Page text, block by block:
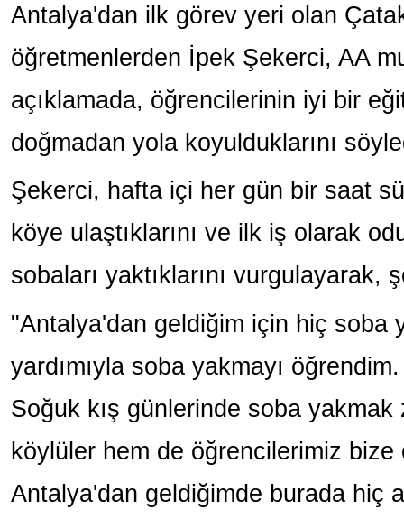
Antalya'dan ilk görev yeri olan
öğretmenlerden İpek Şekerci, AA
açıklamada, öğrencilerinin iyi bir
doğmadan yola koyulduklarını
Şekerci, hafta içi her gün bir saat
köye ulaştıklarını ve ilk iş olarak
sobaları yaktıklarını vurgulayarak,
"Antalya'dan geldiğim için hiç soba
yardımıyla soba yakmayı
Soğuk kış günlerinde soba
köylüler hem de öğrencilerimiz
Antalya'dan geldiğimde burada hiç